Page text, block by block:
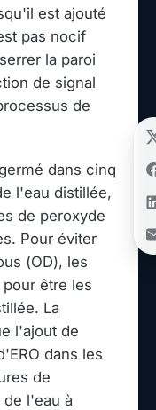
est ajouté
pas nocif
la paroi
de signal
de
dans cinq
l'eau distillée,
de peroxyde
Pour éviter
(OD), les
être les
La
l'ajout de
dans les
de
l'eau à